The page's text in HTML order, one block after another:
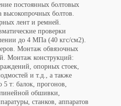
постоянных болтовых
высокопрочных болтов.
лент и ремней.
проверки
до 4 МПа (40 кгс/см2).
Монтаж обвязочных
Монтаж конструкций:
опорных стоек,
и т.д., а также
5 т: балок, прогонов,
обшивки,
станков, аппаратов